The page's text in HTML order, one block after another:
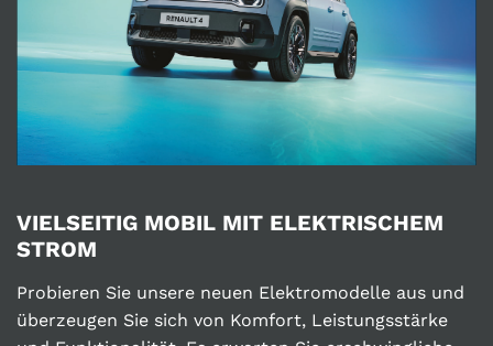
VIELSEITIG MOBIL MIT ELEKTRISCHEM
STROM
Probieren Sie unsere neuen Elektromodelle aus und
überzeugen Sie sich von Komfort, Leistungsstärke